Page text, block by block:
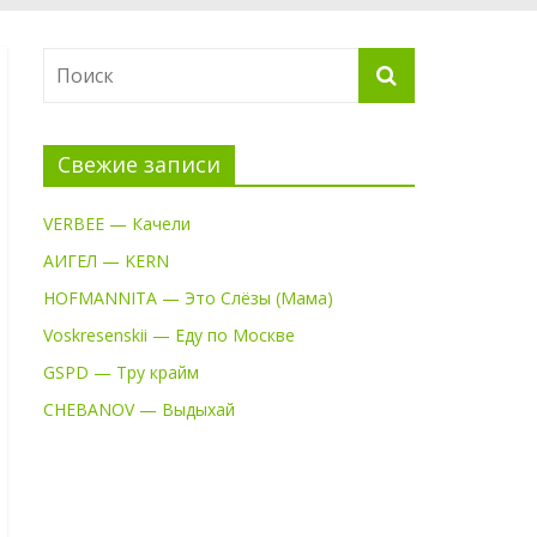
Свежие записи
VERBEE — Качели
АИГЕЛ — KERN
HOFMANNITA — Это Слёзы (Мама)
Voskresenskii — Еду по Москве
GSPD — Тру крайм
CHEBANOV — Выдыхай